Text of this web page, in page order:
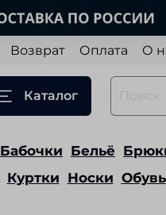
Возврат Оплата О
Каталог
Бабочки Бельё
Куртки Носки Обувь